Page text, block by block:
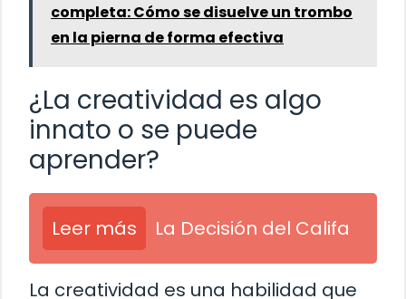
completa: Cómo se disuelve un trombo
en la pierna de forma efectiva
¿La creatividad es algo
innato o se puede
aprender?
Leer más La Decisión del Califa
La creatividad es una habilidad que